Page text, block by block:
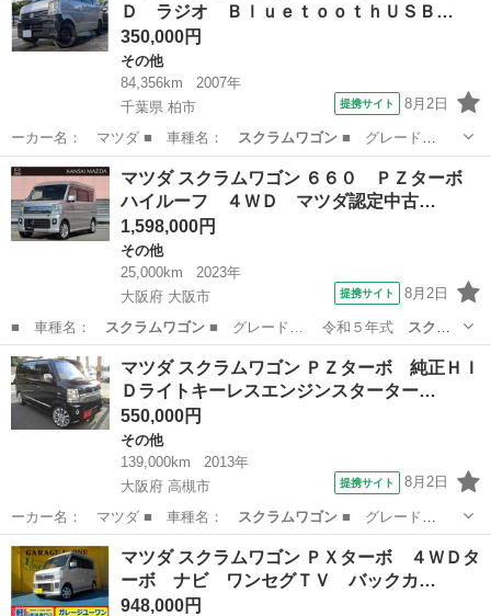
Ｄ ラジオ ＢｌｕｅｔｏｏｔｈＵＳＢ…
350,000円
その他
84,356km
2007年
千葉県 柏市
提携サイト 8月2日
ーカー名： マツダ ■ 車種名： スクラムワゴン■ グレード
名： ＰＸ キーレス…
千葉 柏市 その他
マツダ スクラムワゴン ６６０ ＰＺターボ
ハイルーフ ４ＷＤ マツダ認定中古…
1,598,000円
その他
25,000km
2023年
大阪府 大阪市
提携サイト 8月2日
■ 車種名： スクラムワゴン■ グレード… 令和５年式
スクラ
ムワゴンＰＺターボ …
大阪 大阪市 その他
マツダ スクラムワゴン ＰＺターボ 純正ＨＩ
Ｄライトキーレスエンジンスターター…
550,000円
その他
139,000km
2013年
大阪府 高槻市
提携サイト 8月2日
ーカー名： マツダ ■ 車種名： スクラムワゴン■ グレード
名： ＰＺターボ 純…
大阪 高槻市 その他
マツダ スクラムワゴン ＰＸターボ ４ＷＤタ
ーボ ナビ ワンセグＴＶ バックカ…
948,000円